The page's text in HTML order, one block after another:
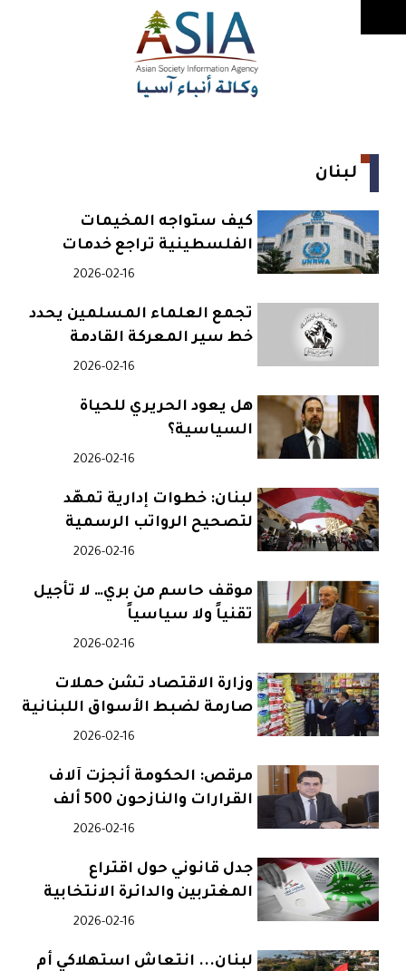
لبنان
كيف ستواجه المخيمات
الفلسطينية تراجع خدمات
2026-02-16
تجمع العلماء المسلمين يحدد
خط سير المعركة القادمة
2026-02-16
هل يعود الحريري للحياة
السياسية؟
2026-02-16
لبنان: خطوات إدارية تمهّد
لتصحيح الرواتب الرسمية
2026-02-16
موقف حاسم من بري… لا تأجيل
تقنياً ولا سياسياً
2026-02-16
وزارة الاقتصاد تشن حملات
صارمة لضبط الأسواق اللبنانية
2026-02-16
مرقص: الحكومة أنجزت آلاف
القرارات والنازحون 500 ألف
2026-02-16
جدل قانوني حول اقتراع
المغتربين والدائرة الانتخابية
2026-02-16
لبنان... انتعاش استهلاكي أم